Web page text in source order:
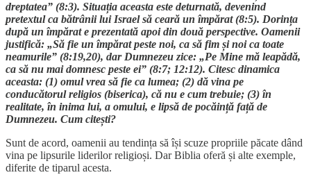
dreptatea” (8:3). Situația aceasta este deturnată, devenind
pretextul ca bătrânii lui Israel să ceară un împărat (8:5). Dorința
după un împărat e prezentată apoi din două perspective. Oamenii
justifică: „Să fie un împărat peste noi, ca să fim și noi ca toate
neamurile” (8:19,20), dar Dumnezeu zice: „Pe Mine mă leapădă,
ca să nu mai domnesc peste ei” (8:7; 12:12). Citesc dinamica
aceasta: (1) omul vrea să fie ca lumea; (2) dă vina pe
conducătorul religios (biserica), că nu e cum trebuie; (3) în
realitate, în inima lui, a omului, e lipsă de pocăință față de
Dumnezeu. Cum citești?
Sunt de acord, oamenii au tendința să își scuze propriile păcate dând
vina pe lipsurile liderilor religioși. Dar Biblia oferă și alte exemple,
diferite de tiparul acesta.